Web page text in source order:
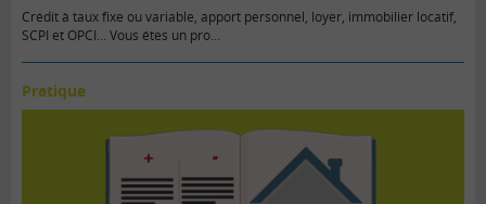
Crédit à taux fixe ou variable, apport personnel, loyer, immobilier locatif,
SCPI et OPCI… Vous êtes un pro…
Pratique